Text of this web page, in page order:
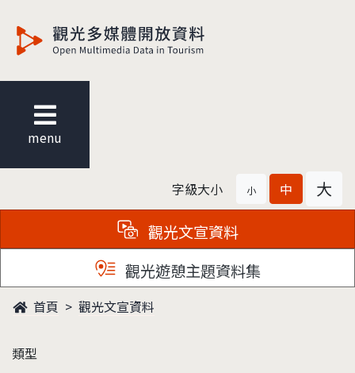
menu
字級大小 小 中 大
觀光文宣資料
觀光遊憩主題資料集
首頁 觀光文宣資料
類型